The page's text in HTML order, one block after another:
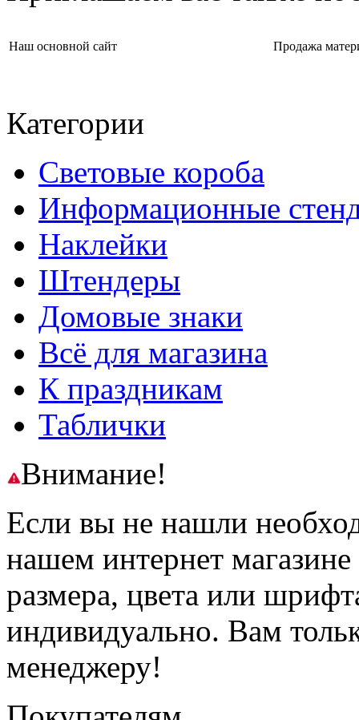
Наш основной сайт Продажа
Категории
Световые короба
Информационные
Наклейки
Штендеры
Домовые знаки
Всё для магазина
К праздникам
Таблички
Внимание!
Если вы не нашли
нашем интернет
размера, цвета или
индивидуально. Вам
менеджеру!